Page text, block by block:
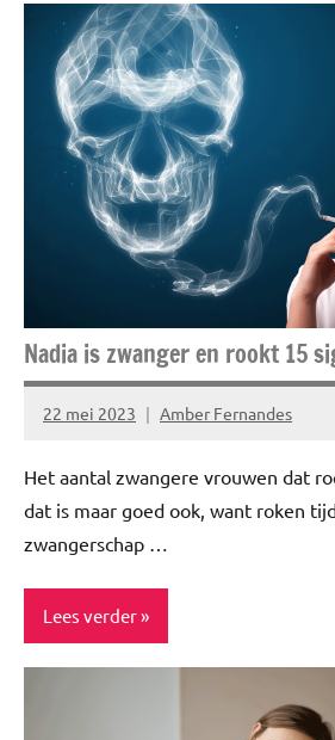
Blog
Interview
Relatie
Story's
Nadia is zwanger en rookt 15
22 mei 2023 Amber Fernandes
Geen
Het aantal zwangere vrouwen dat
dat is maar goed ook, want roken
zwangerschap …
Lees verder